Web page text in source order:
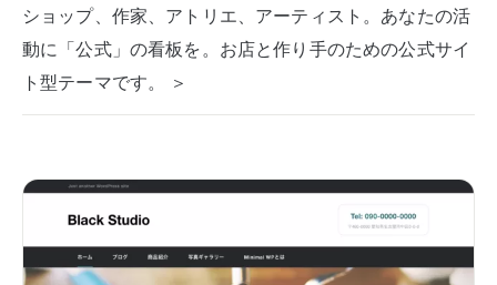
ショップ、作家、アトリエ、アーティスト。あなたの活
動に「公式」の看板を。お店と作り手のための公式サイ
ト型テーマです。 ＞